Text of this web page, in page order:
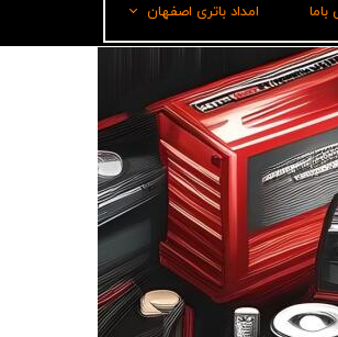
امداد باتری اصفهان
امداد باتری رشت